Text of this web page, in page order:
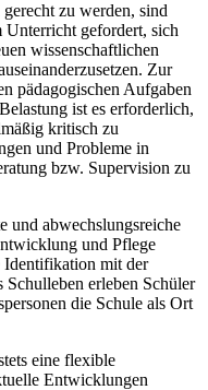
zu werden, sind
Unterricht gefordert, sich
wissenschaftlichen
Zur
pädagogischen Aufgaben
ist es erforderlich,
kritisch zu
und Probleme in
bzw. Supervision zu
und abwechslungsreiche
und Pflege
Identifikation mit der
erleben Schüler
die Schule als Ort
eine flexible
Entwicklungen